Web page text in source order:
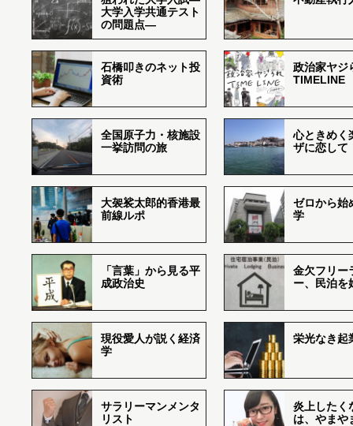
大学入学共通テスト
の問題点―
石橋叩きのネット投
資術
政治家ヤジ
TIMELINE
全国原子力・核施設
一挙訪問の旅
心ときめく
ザに恋して
大袈裟太郎的香港最
前線ルポ
ゼロから始
学
「言葉」から見る平
成政治史
金欠フリー
ー、民泊を
現役愛人が説く経済
学
栄光なき起
サラリーマンメンタ
リスト
炎上したく
は、やまや